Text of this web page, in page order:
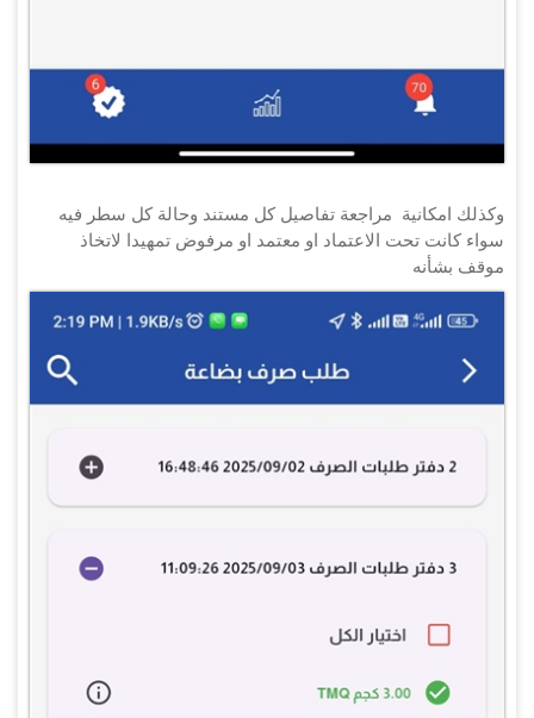
وكذلك امكانية مراجعة تفاصيل كل مستند وحالة كل سطر فيه
سواء كانت تحت الاعتماد او معتمد او مرفوض تمهيدا لاتخاذ
موقف بشأنه